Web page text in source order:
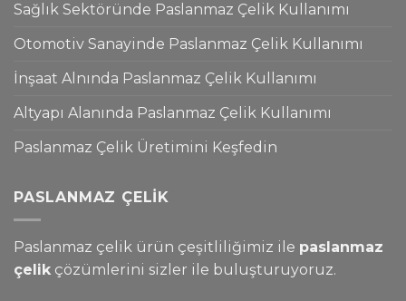
Sağlık Sektöründe Paslanmaz Çelik Kullanımı
Otomotiv Sanayinde Paslanmaz Çelik Kullanımı
İnşaat Alnında Paslanmaz Çelik Kullanımı
Altyapı Alanında Paslanmaz Çelik Kullanımı
Paslanmaz Çelik Üretimini Keşfedin
PASLANMAZ ÇELIK
Paslanmaz çelik ürün çeşitliliğimiz ile paslanmaz
çelik çözümlerini sizler ile buluşturuyoruz.